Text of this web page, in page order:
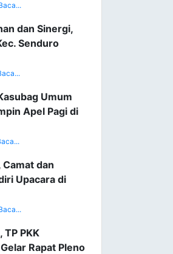
dan Sinergi,
Senduro
Umum
Apel Pagi di
dan
Upacara di
TP PKK
Rapat Pleno